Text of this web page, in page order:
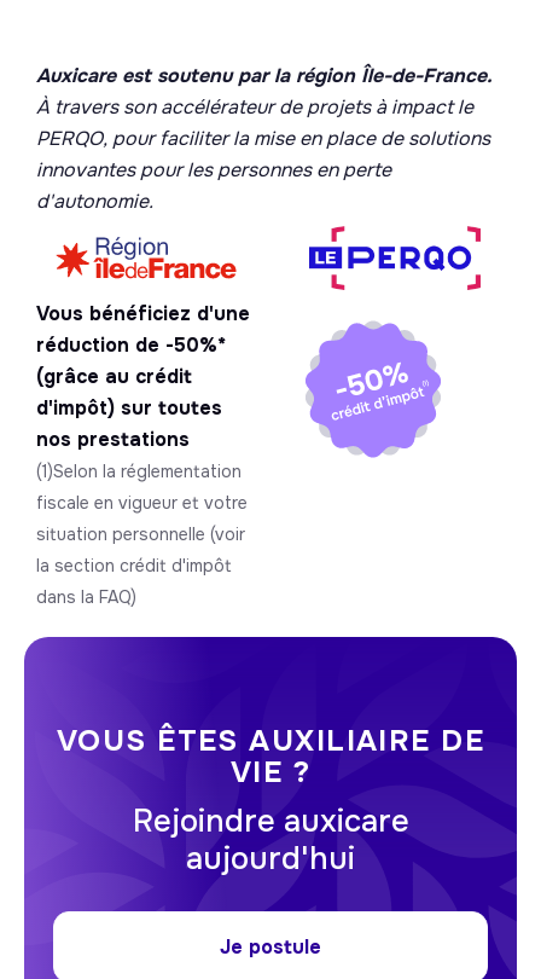
Auxicare est soutenu par la région Île-de-France.
À travers son accélérateur de projets à impact le
PERQO, pour faciliter la mise en place de solutions
innovantes pour les personnes en perte
d'autonomie.
Vous bénéficiez d'une
réduction de -50%*
(grâce au crédit
d'impôt) sur toutes
nos prestations
(1)Selon la réglementation
fiscale en vigueur et votre
situation personnelle (voir
la section crédit d'impôt
dans la FAQ)
VOUS ÊTES AUXILIAIRE DE
VIE ?
Rejoindre auxicare
aujourd'hui
Je postule